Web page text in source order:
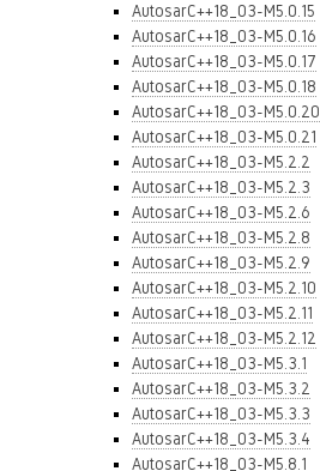
AutosarC++18_03-M5.0.15
AutosarC++18_03-M5.0.16
AutosarC++18_03-M5.0.17
AutosarC++18_03-M5.0.18
AutosarC++18_03-M5.0.20
AutosarC++18_03-M5.0.21
AutosarC++18_03-M5.2.2
AutosarC++18_03-M5.2.3
AutosarC++18_03-M5.2.6
AutosarC++18_03-M5.2.8
AutosarC++18_03-M5.2.9
AutosarC++18_03-M5.2.10
AutosarC++18_03-M5.2.11
AutosarC++18_03-M5.2.12
AutosarC++18_03-M5.3.1
AutosarC++18_03-M5.3.2
AutosarC++18_03-M5.3.3
AutosarC++18_03-M5.3.4
AutosarC++18_03-M5.8.1